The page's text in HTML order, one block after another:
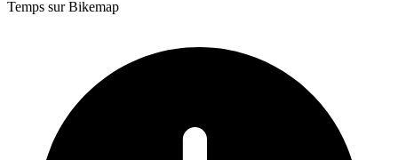
Temps sur Bikemap